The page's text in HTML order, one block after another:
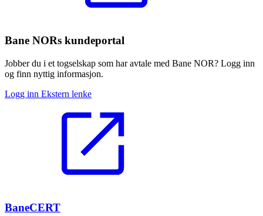
Bane NORs kundeportal
Jobber du i et togselskap som har avtale med Bane NOR? Logg inn
og finn nyttig informasjon.
Logg inn Ekstern lenke
BaneCERT